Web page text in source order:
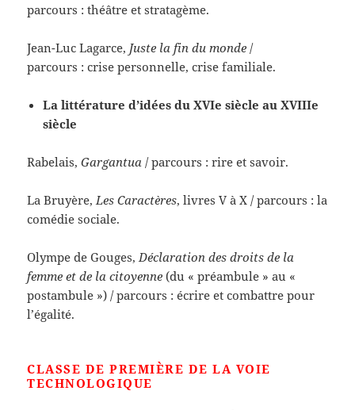
parcours : théâtre et stratagème.
Jean-Luc Lagarce, Juste la fin du monde /
parcours : crise personnelle, crise familiale.
La littérature d’idées du XVIe siècle au XVIIIe
siècle
Rabelais,Gargantua/ parcours : rire et savoir.
La Bruyère,Les Caractères, livres V à X / parcours : la
comédie sociale.
Olympe de Gouges,Déclaration des droits de la
femme et de la citoyenne (du « préambule » au «
postambule ») / parcours : écrire et combattre pour
l’égalité.
CLASSE DE PREMIÈRE DE LA VOIE
TECHNOLOGIQUE